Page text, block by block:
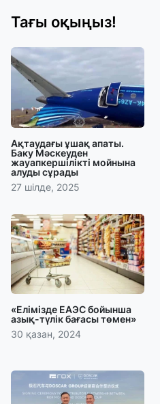
Тағы оқыңыз!
Ақтаудағы ұшақ апаты.
Баку Мәскеуден
жауапкершілікті мойнына
алуды сұрады
27 шілде, 2025
«Елімізде ЕАЭС бойынша
азық-түлік бағасы төмен»
30 қазан, 2024